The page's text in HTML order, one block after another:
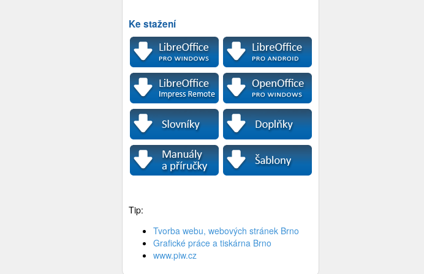
Ke stažení
Tip:
Tvorba webu, webových stránek Brno
Grafické práce a tiskárna Brno
www.piw.cz